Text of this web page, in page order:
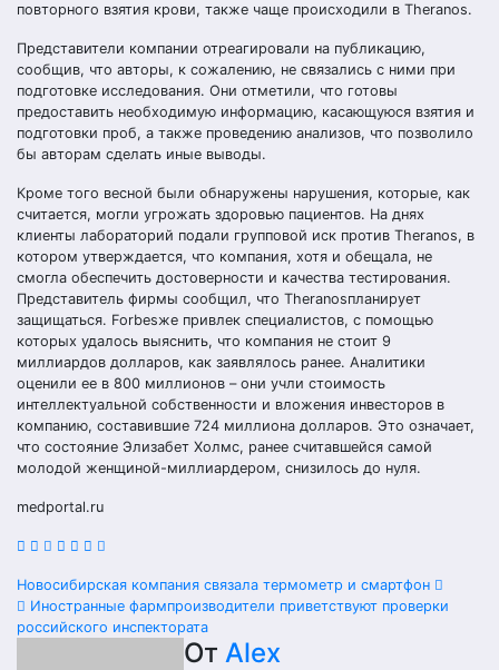
повторного взятия крови, также чаще происходили в Theranos.
Представители компании отреагировали на публикацию,
сообщив, что авторы, к сожалению, не связались с ними при
подготовке исследования. Они отметили, что готовы
предоставить необходимую информацию, касающуюся взятия и
подготовки проб, а также проведению анализов, что позволило
бы авторам сделать иные выводы.
Кроме того весной были обнаружены нарушения, которые, как
считается, могли угрожать здоровью пациентов. На днях
клиенты лабораторий подали групповой иск против Theranos, в
котором утверждается, что компания, хотя и обещала, не
смогла обеспечить достоверности и качества тестирования.
Представитель фирмы сообщил, что Theranosпланирует
защищаться. Forbesже привлек специалистов, с помощью
которых удалось выяснить, что компания не стоит 9
миллиардов долларов, как заявлялось ранее. Аналитики
оценили ее в 800 миллионов – они учли стоимость
интеллектуальной собственности и вложения инвесторов в
компанию, составившие 724 миллиона долларов. Это означает,
что состояние Элизабет Холмс, ранее считавшейся самой
молодой женщиной-миллиардером, снизилось до нуля.
medportal.ru
Навигация
по
Новосибирская компания связала термометр и смартфон
Иностранные фармпроизводители приветствуют проверки
российского инспектората
От Alex